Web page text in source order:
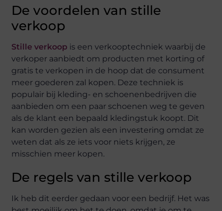
De voordelen van stille
verkoop
Stille verkoop is een verkooptechniek waarbij de
verkoper aanbiedt om producten met korting of
gratis te verkopen in de hoop dat de consument
meer goederen zal kopen. Deze techniek is
populair bij kleding- en schoenenbedrijven die
aanbieden om een paar schoenen weg te geven
als de klant een bepaald kledingstuk koopt. Dit
kan worden gezien als een investering omdat ze
weten dat als ze iets voor niets krijgen, ze
misschien meer kopen.
De regels van stille verkoop
Ik heb dit eerder gedaan voor een bedrijf. Het was